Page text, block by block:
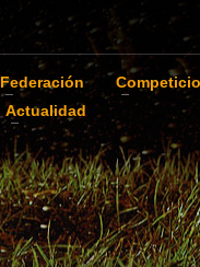
Federación
Actualidad